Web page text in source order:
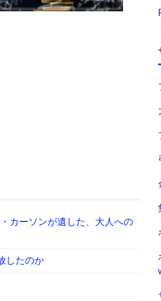
カーソンが遺した、大人への
したのか